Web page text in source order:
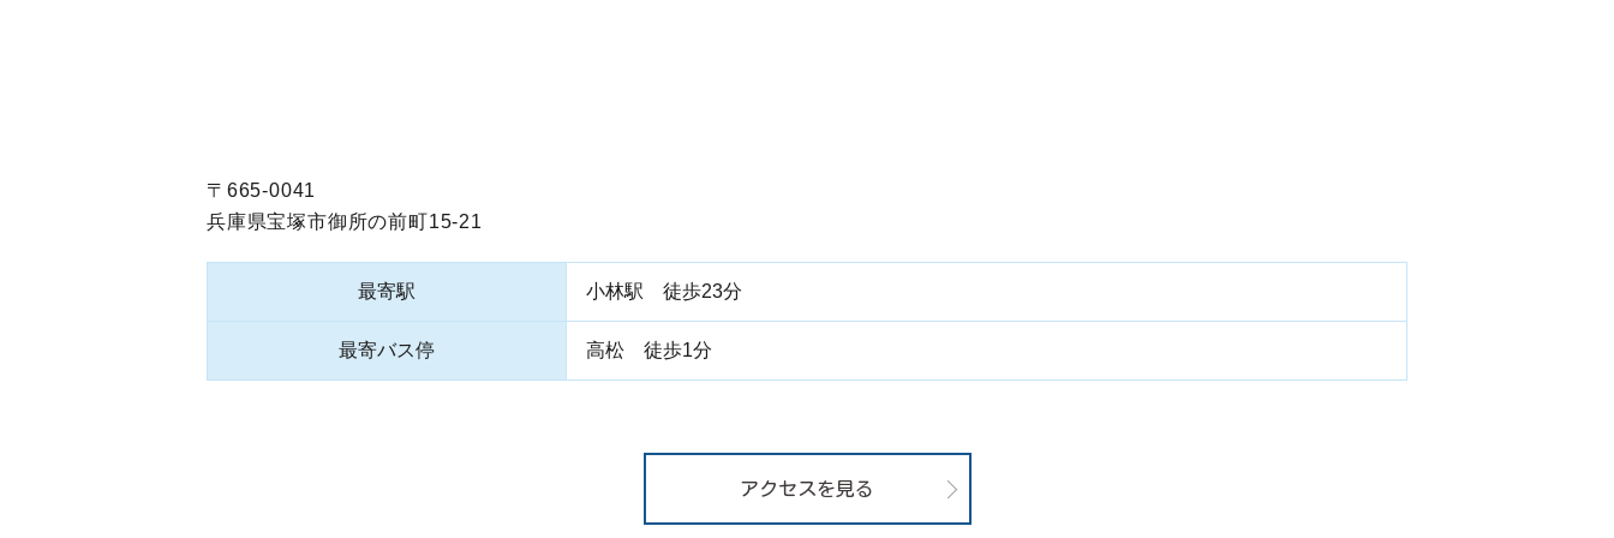
〒665-0041
兵庫県宝塚市御所の前町15-21
最寄駅 小林駅 徒歩23分
最寄バス停 高松 徒歩1分
アクセスを見る